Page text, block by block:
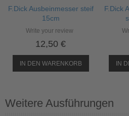
F.Dick Ausbeinmesser steif
15cm
Write your review
12,50 €
IN DEN WARENKORB
F.Dick
IN
Weitere Ausführungen